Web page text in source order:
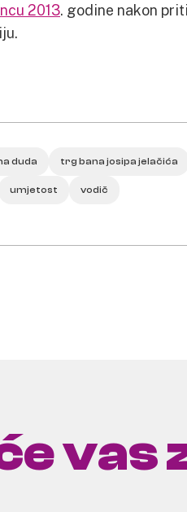
2013. godine nakon
duda trg bana josipa jelačića
umjetost vodič
vas